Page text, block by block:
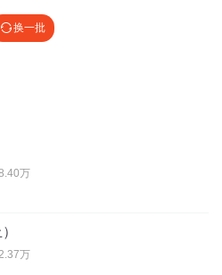
换一批
万
2.37万